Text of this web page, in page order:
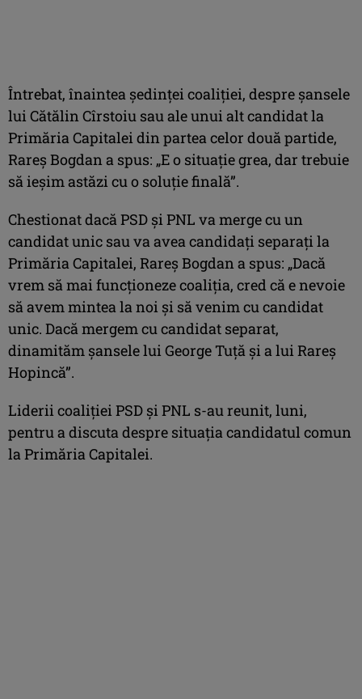
Întrebat, înaintea şedinţei coaliţiei, despre şansele
lui Cătălin Cîrstoiu sau ale unui alt candidat la
Primăria Capitalei din partea celor două partide,
Rareş Bogdan a spus: „E o situaţie grea, dar trebuie
să ieşim astăzi cu o soluţie finală”.
Chestionat dacă PSD şi PNL va merge cu un
candidat unic sau va avea candidaţi separaţi la
Primăria Capitalei, Rareş Bogdan a spus: „Dacă
vrem să mai funcţioneze coaliţia, cred că e nevoie
să avem mintea la noi şi să venim cu candidat
unic. Dacă mergem cu candidat separat,
dinamităm şansele lui George Tuţă şi a lui Rareş
Hopincă”.
Liderii coaliţiei PSD şi PNL s-au reunit, luni,
pentru a discuta despre situaţia candidatul comun
la Primăria Capitalei.